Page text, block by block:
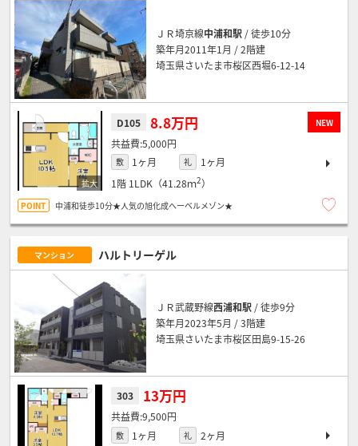
ＪＲ埼京線中浦和駅 / 徒歩10分
築年月2011年1月 / 2階建
埼玉県さいたま市桜区西堀6-12-14
NEW
D105 8.8万円
5,000円
敷 1ヶ月 礼
1ヶ月
1階 1LDK（41.28ｍ2）
中浦和徒歩10分★人気の旭化成へーベルメゾン★
マンション ハルトリーゲル
ＪＲ武蔵野線西浦和駅 / 徒歩9分
築年月2023年5月 / 3階建
埼玉県さいたま市桜区田島9-15-26
303 13万円
9,500円
敷 1ヶ月 礼
2ヶ月